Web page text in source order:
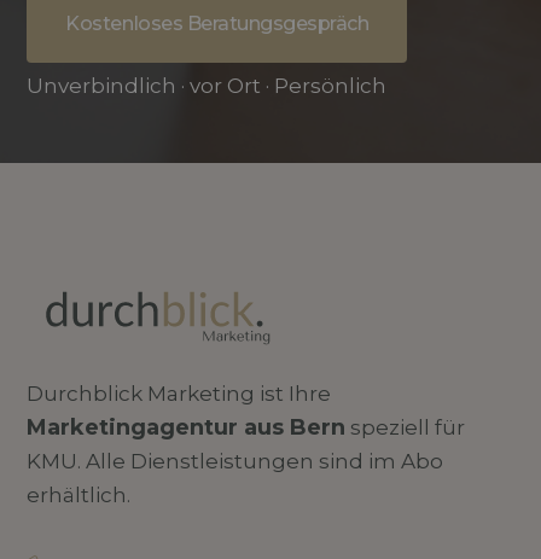
Kostenloses Beratungsgespräch
Unverbindlich · vor Ort · Persönlich
Durchblick Marketing ist Ihre
Marketingagentur aus Bern speziell für
KMU. Alle Dienstleistungen sind im Abo
erhältlich.